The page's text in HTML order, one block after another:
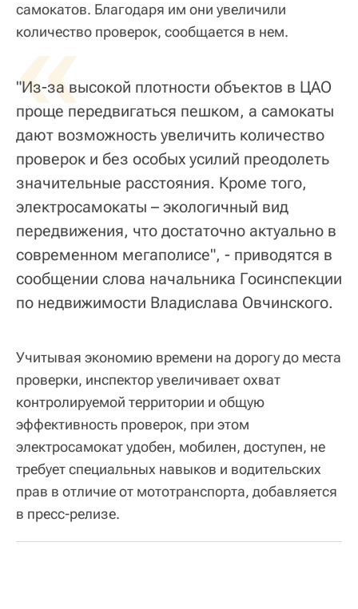
самокатов. Благодаря им они увеличили
количество проверок, сообщается в нем.
«
"Из-за высокой плотности объектов в ЦАО
проще передвигаться пешком, а самокаты
дают возможность увеличить количество
проверок и без особых усилий преодолеть
значительные расстояния. Кроме того,
электросамокаты – экологичный вид
передвижения, что достаточно актуально в
современном мегаполисе", - приводятся в
сообщении слова начальника Госинспекции
по недвижимости Владислава Овчинского.
Учитывая экономию времени на дорогу до места
проверки, инспектор увеличивает охват
контролируемой территории и общую
эффективность проверок, при этом
электросамокат удобен, мобилен, доступен, не
требует специальных навыков и водительских
прав в отличие от мототранспорта, добавляется
в пресс-релизе.